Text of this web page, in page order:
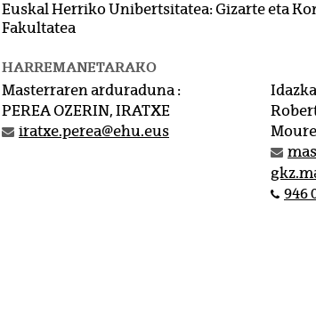
Euskal Herriko Unibertsitatea: Gizarte eta
Fakultatea
HARREMANETARAKO
Masterraren arduraduna :
PEREA OZERIN, IRATXE
iratxe.perea@ehu.eus
946